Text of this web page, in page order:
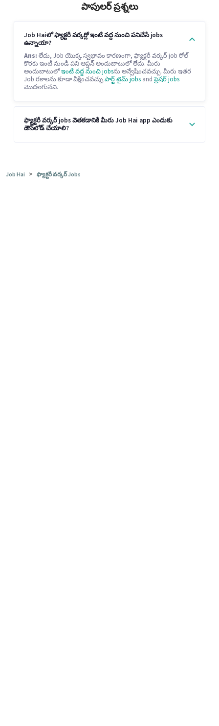
పాపులర్ ప్రశ్నలు
Job Haiలో ఫ్యాక్టరీ వర్కర్లో ఇంటి వద్ద నుంచి పనిచేసే jobs
ఉన్నాయా?
Ans: లేదు, Job యొక్క స్వభావం కారణంగా, ఫ్యాక్టరీ వర్కర్ job రోల్
కొరకు ఇంటి నుండి పని ఆప్షన్ అందుబాటులో లేదు. మీరు
అందుబాటులోఇంటి వద్ద నుంచి jobsను అన్వేషించవచ్చు. మీరు ఇతర
Job రకాలను కూడా వీక్షించవచ్చుపార్ట్ టైమ్ jobs andఫ్రెషర్ jobs
మొదలగునవి.
ఫ్యాక్టరీ వర్కర్ jobs వెతకడానికి మీరు Job Hai app ఎందుకు
డౌన్‌లోడ్ చేయాలి?
Job Hai > ఫ్యాక్టరీ వర్కర్ Jobs